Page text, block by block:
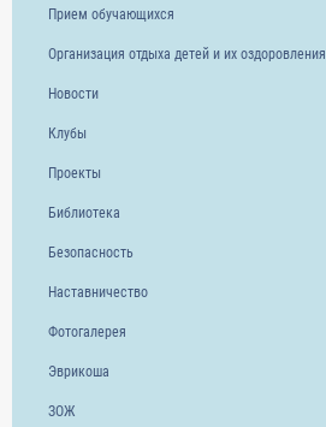
Прием обучающихся
Организация отдыха детей и их оздоровления
Новости
Клубы
Проекты
Библиотека
Безопасность
Наставничество
Фотогалерея
Эврикоша
ЗОЖ